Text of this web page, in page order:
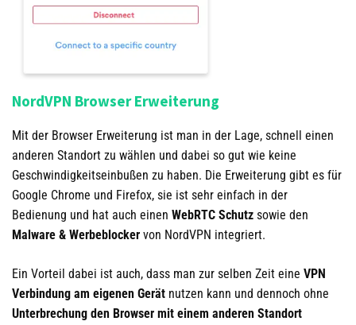
NordVPN Browser Erweiterung
Mit der Browser Erweiterung ist man in der Lage, schnell einen
anderen Standort zu wählen und dabei so gut wie keine
Geschwindigkeitseinbußen zu haben. Die Erweiterung gibt es für
Google Chrome und Firefox, sie ist sehr einfach in der
Bedienung und hat auch einen WebRTC Schutz sowie den
Malware & Werbeblocker von NordVPN integriert.
Ein Vorteil dabei ist auch, dass man zur selben Zeit eine VPN
Verbindung am eigenen Gerät nutzen kann und dennoch ohne
Unterbrechung den Browser mit einem anderen Standort